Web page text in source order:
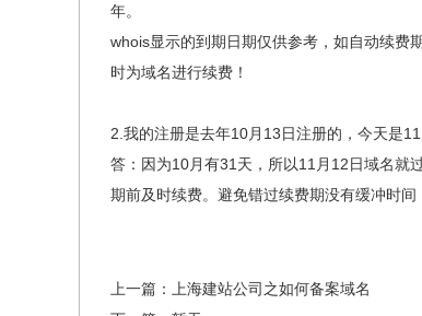
年。
whois显示的到期日期仅供参考，如自动续费
时为域名进行续费！
2.我的注册是去年10月13日注册的，今天是
答：因为10月有31天，所以11月12日域名就
期前及时续费。避免错过续费期没有缓冲时
上一篇：上海建站公司之如何备案域名